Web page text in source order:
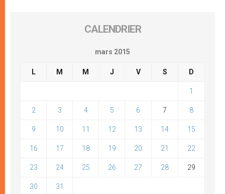
CALENDRIER
mars 2015
L M M J V S D
1
2 3 4 5 6 7 8
9 10 11 12 13 14 15
16 17 18 19 20 21 22
23 24 25 26 27 28 29
30 31